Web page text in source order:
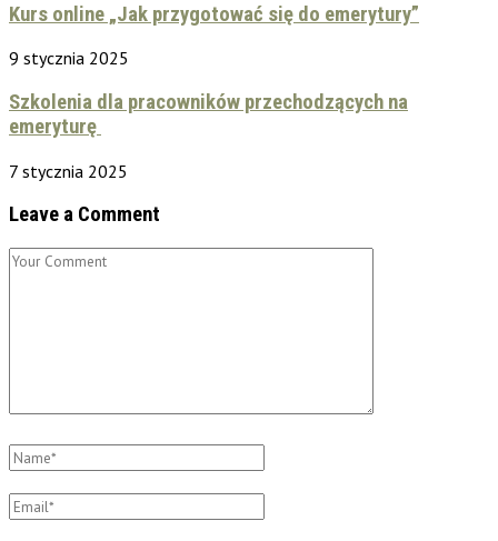
Kurs online „Jak przygotować się do emerytury”
9 stycznia 2025
Szkolenia dla pracowników przechodzących na
emeryturę
7 stycznia 2025
Leave a Comment